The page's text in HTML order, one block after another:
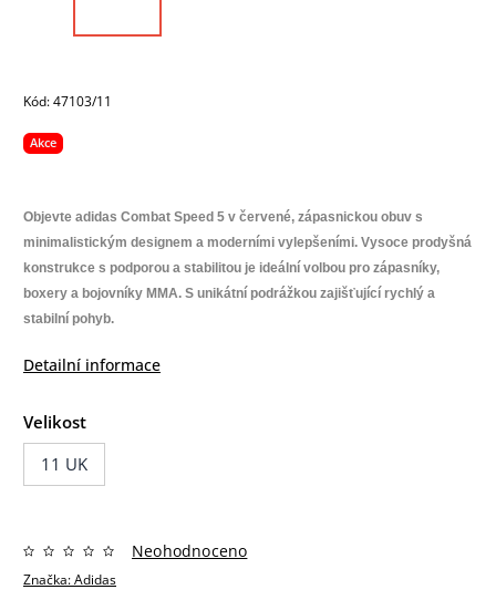
Kód:47103/11
Akce
Objevte adidas Combat Speed 5 v červené, zápasnickou obuv s
minimalistickým designem a moderními vylepšeními. Vysoce prodyšná
konstrukce s podporou a stabilitou je ideální volbou pro zápasníky,
boxery a bojovníky MMA. S unikátní podrážkou zajišťující rychlý a
stabilní pohyb.
Detailní informace
Velikost
11 UK
Značka:Adidas
Neohodnoceno